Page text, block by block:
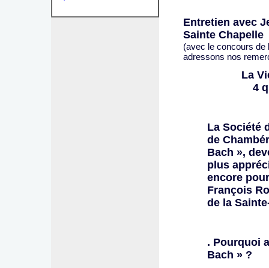
Entretien avec
Sainte Chapelle
(avec le concours de
adressons nos
La
4
La Société
de
Bach »,
plus
encore
François
de la
. Pourquoi
Bach » ?